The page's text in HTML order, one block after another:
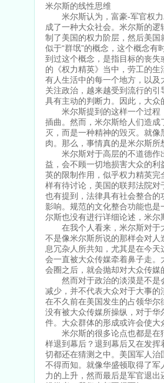
米尔斯的线性思维
米尔斯认为，富豪-军官权力
成了一种大众社会。米尔斯的
制了美国的权力阶层，然后美
似于“群氓”的概念，这个概念
到过这个概念，是指目标的丧
的《权力精英》当中，劳工的
有人生活中的每一个地方，以
关注政治，越来越受到流行的
具有主动的判断力。因此，大
米尔斯提到的这样一个过程
插曲。然而，米尔斯给人们造
灭，而是一种精神的毁灭。就
肉。那么，事情真的是米尔斯
米尔斯对于高层的不道德作
益，会不顾一切地损害大众的
英的限制作用，似乎权力精英
样有待讨论，美国的联邦法院
也有提到，法律具有社会整合
影响。规范的文化整合功能也
尔斯也没有进行详细论述，米
在我个人看来，米尔斯对于
不是像米尔斯所说的那样会对
息冗杂人所共知，尤其是在今
会一直被大众传媒牵着鼻子走
会圈之后，就会抛却对大众传
然而对于政治的淡漠是不是
减少，并不代表大众对于大事
在不久前在美国发生的占领华
没有被大众传媒所操纵，对于
件。大众群体的形成或许会使
米尔斯的很多论点也都是在
样退到幕后？退到幕后又在发
切都还在猜测之中。美国军人
不得而知。就像华盛顿取得了
力的上升，然而最后是军官退